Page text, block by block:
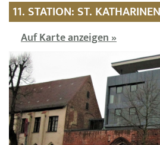
11. STATION: ST.
Auf Karte anzeigen »